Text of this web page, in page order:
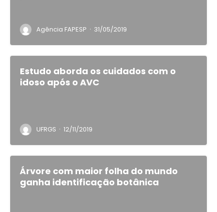
Agência FAPESP · 31/05/2019
Estudo aborda os cuidados com o
idoso após o AVC
UFRGS · 12/11/2019
Árvore com maior folha do mundo
ganha identificação botânica